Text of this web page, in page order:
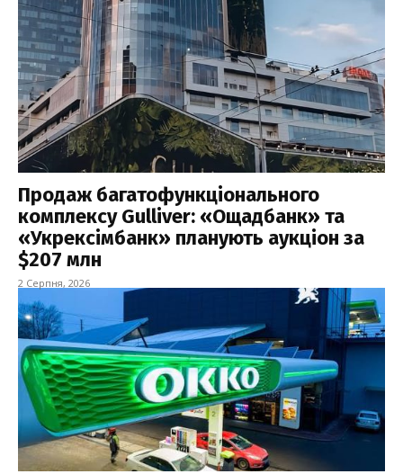
Продаж багатофункціонального
комплексу Gulliver: «Ощадбанк» та
«Укрексімбанк» планують аукціон за
$207 млн
2 Серпня, 2026